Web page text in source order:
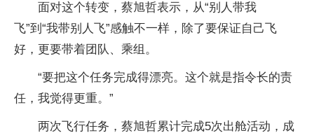
面对这个转变，蔡旭哲表示，从“别人带我
飞”到“我带别人飞”感触不一样，除了要保证自己飞
好，更要带着团队、乘组。
“要把这个任务完成得漂亮。这个就是指令长的责
任，我觉得更重。”
两次飞行任务，蔡旭哲累计完成5次出舱活动，成